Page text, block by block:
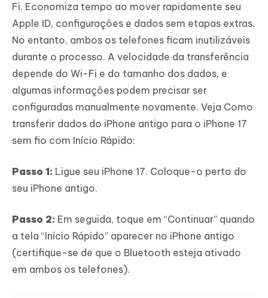
Fi. Economiza tempo ao mover rapidamente seu
Apple ID, configurações e dados sem etapas extras.
No entanto, ambos os telefones ficam inutilizáveis
durante o processo. A velocidade da transferência
depende do Wi-Fi e do tamanho dos dados, e
algumas informações podem precisar ser
configuradas manualmente novamente. Veja Como
transferir dados do iPhone antigo para o iPhone 17
sem fio com Início Rápido:
Passo 1: Ligue seu iPhone 17. Coloque-o perto do
seu iPhone antigo.
Passo 2: Em seguida, toque em “Continuar” quando
a tela “Início Rápido” aparecer no iPhone antigo
(certifique-se de que o Bluetooth esteja ativado
em ambos os telefones).